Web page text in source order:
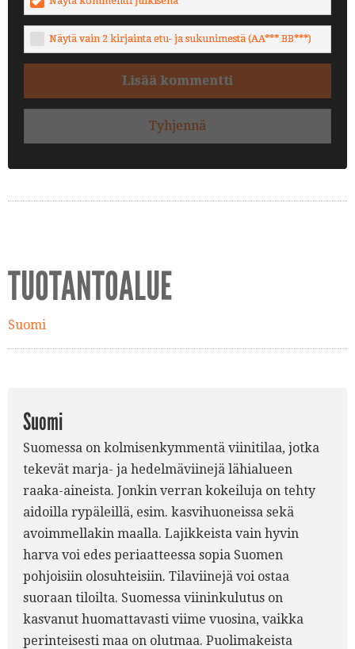
Näytä vain 2 kirjainta etu- ja sukunimestä (AA*** BB***)
Lisää kommentti
Tyhjennä
TUOTANTOALUE
Suomi
Suomi
Suomessa on kolmisenkymmentä viinitilaa, jotka
tekevät marja- ja hedelmäviinejä lähialueen
raaka-aineista. Jonkin verran kokeiluja on tehty
aidoilla rypäleillä, esim. kasvihuoneissa sekä
avoimmellakin maalla. Lajikkeista vain hyvin
harva voi edes periaatteessa sopia Suomen
pohjoisiin olosuhteisiin. Tilaviinejä voi ostaa
suoraan tiloilta. Suomessa viininkulutus on
kasvanut huomattavasti viime vuosina, vaikka
perinteisesti maa on olutmaa. Puolimakeista